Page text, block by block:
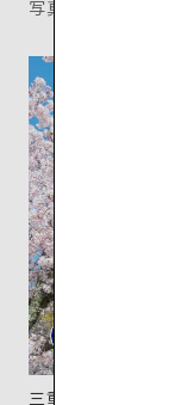
写真提供：清水寺
三重塔は高さ約